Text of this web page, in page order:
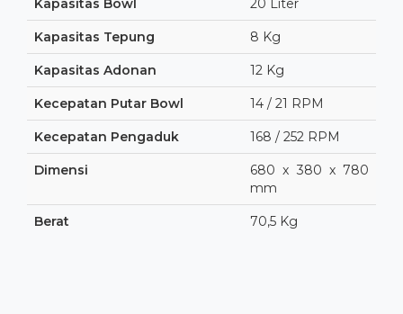
Kapasitas Bowl 20 Liter
Kapasitas Tepung 8 Kg
Kapasitas Adonan 12 Kg
Kecepatan Putar Bowl 14 / 21 RPM
Kecepatan Pengaduk 168 / 252 RPM
Dimensi
680 x 380 x 780
mm
Berat 70,5 Kg